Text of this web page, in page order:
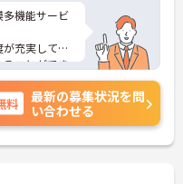
機能サービ
充実してい
ことができ
イベートと
など、さら
ご相談くだ
料
最新の募集状況を問
い合わせる